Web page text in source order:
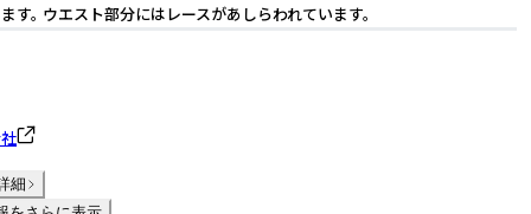
す。 ウエスト部分にはレースがあしらわれています。
細